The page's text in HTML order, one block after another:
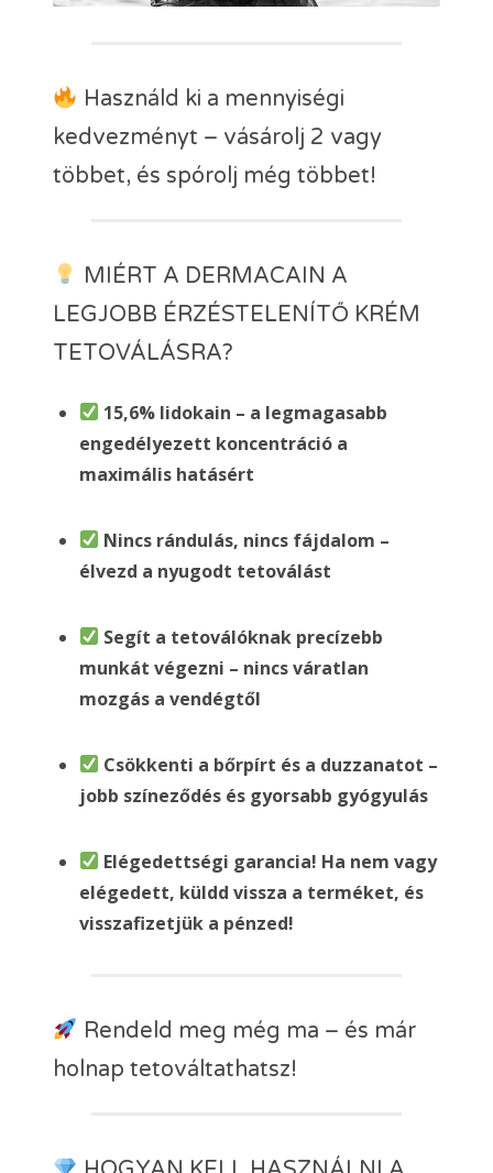
Használd ki a mennyiségi
kedvezményt – vásárolj 2 vagy
többet, és spórolj még többet!
MIÉRT A DERMACAIN A
LEGJOBB ÉRZÉSTELENÍTŐ KRÉM
TETOVÁLÁSRA?
15,6% lidokain – a legmagasabb
engedélyezett koncentráció a
maximális hatásért
Nincs rándulás, nincs fájdalom –
élvezd a nyugodt tetoválást
Segít a tetoválóknak precízebb
munkát végezni – nincs váratlan
mozgás a vendégtől
Csökkenti a bőrpírt és a duzzanatot –
jobb színeződés és gyorsabb gyógyulás
Elégedettségi garancia! Ha nem vagy
elégedett, küldd vissza a terméket, és
visszafizetjük a pénzed!
Rendeld meg még ma – és már
holnap tetováltathatsz!